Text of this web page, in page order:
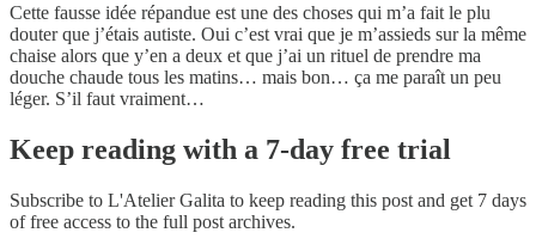
Cette fausse idée répandue est une des choses qui m’a fait le plu
douter que j’étais autiste. Oui c’est vrai que je m’assieds sur la même
chaise alors que y’en a deux et que j’ai un rituel de prendre ma
douche chaude tous les matins… mais bon… ça me paraît un peu
léger. S’il faut vraiment…
Keep reading with a 7-day free trial
Subscribe to L'Atelier Galita to keep reading this post and get 7 days
of free access to the full post archives.